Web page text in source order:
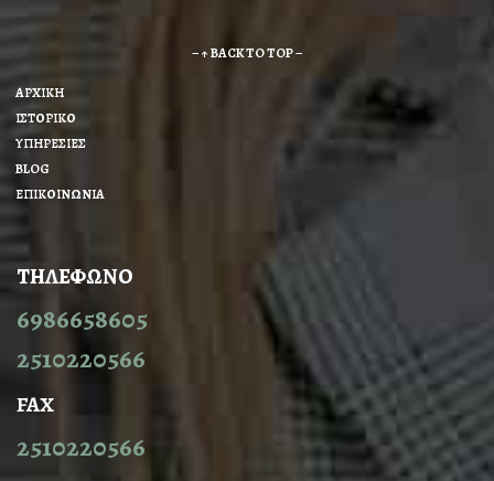
– ↑ BACK TO TOP –
ΑΡΧΙΚΗ
ΙΣΤΟΡΙΚΟ
ΥΠΗΡΕΣΙΕΣ
BLOG
ΕΠΙΚΟΙΝΩΝΙΑ
ΤΗΛΕΦΩΝΟ
6986658605
2510220566
FAX
2510220566